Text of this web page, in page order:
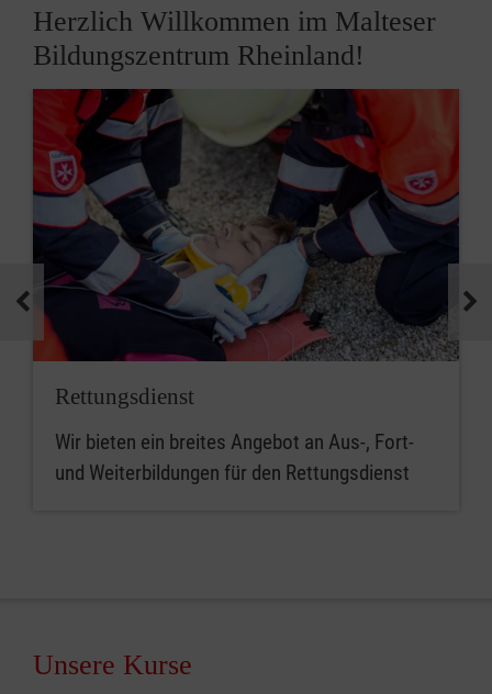
Herzlich Willkommen im Malteser
Bildungszentrum Rheinland!
Rettungsdienst
Wir bieten ein breites Angebot an Aus-, Fort-
und Weiterbildungen für den Rettungsdienst
Unsere Kurse